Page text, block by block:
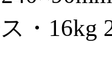
・16kg